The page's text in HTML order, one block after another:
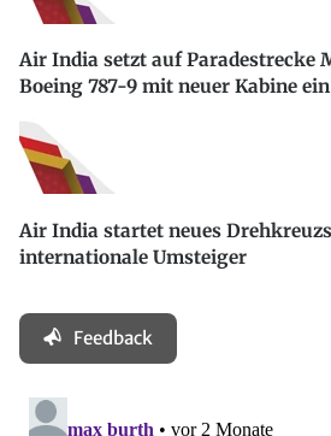
Air India setzt auf Paradestrecke
Boeing 787-9 mit neuer Kabine ein
Air India startet neues
internationale Umsteiger
Feedback